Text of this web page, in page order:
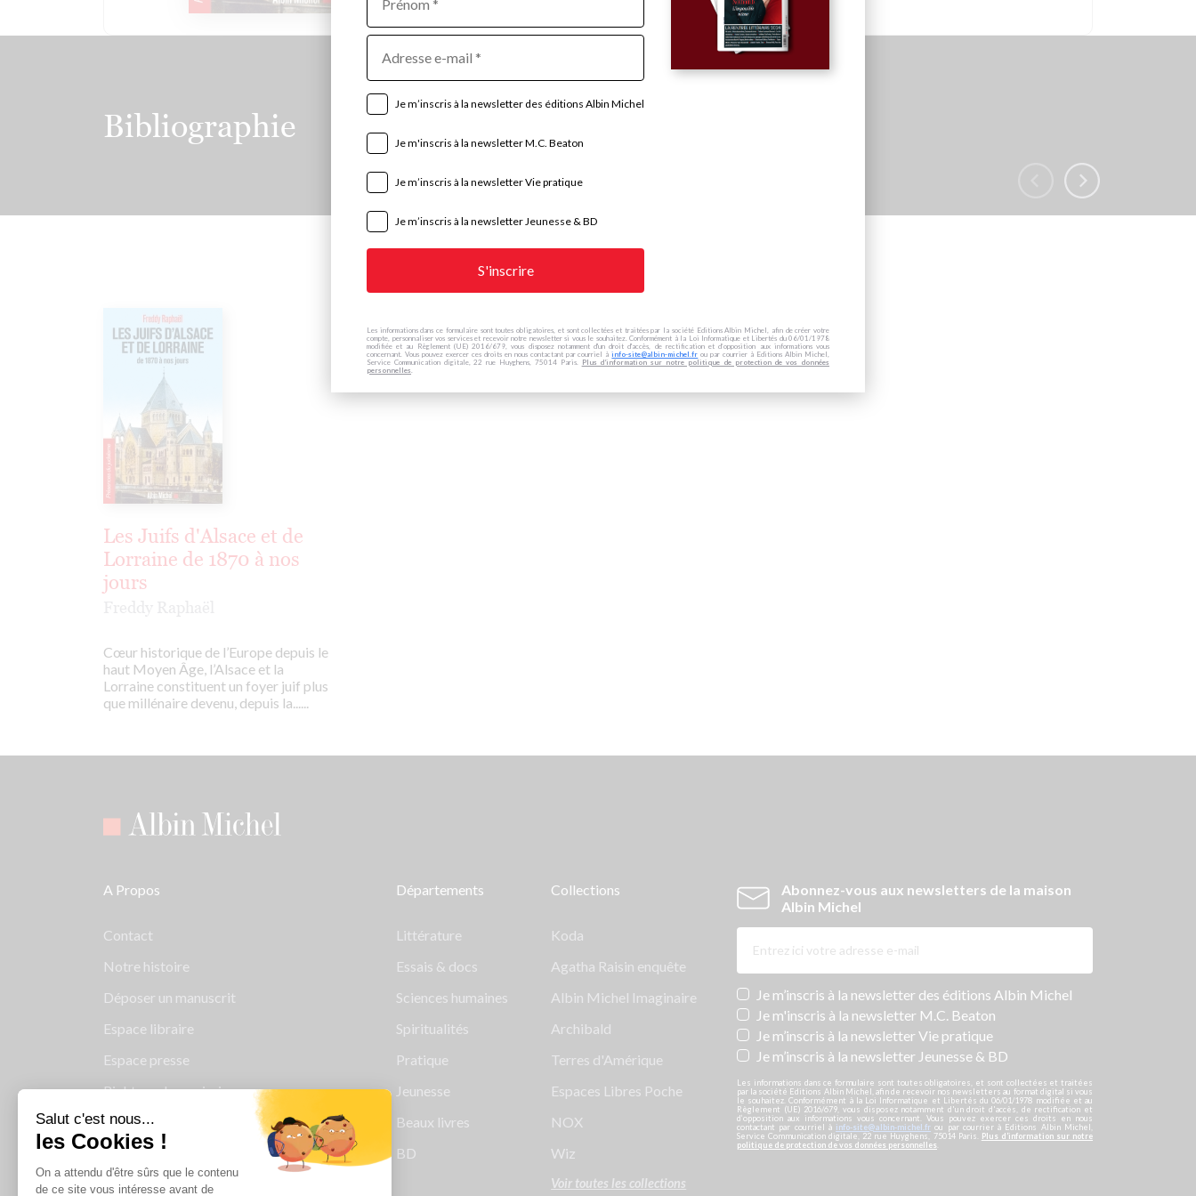
Salut c'est nous...
les Cookies !
On a attendu d'être sûrs que le contenu
de ce site vous intéresse avant de
Adresse
Je m’inscris à la newsletter des éditions Albin Michel
Je m'inscris à la newsletter M.C. Beaton
Je m’inscris à la newsletter Vie pratique
Je m’inscris à la newsletter Jeunesse & BD
Les informations dans ce formulaire sont toutes obligatoires, et sont collectées et traitées par la société Editions Albin Michel, afin de créer votre
compte, personnaliser vos services et recevoir notre newsletter si vous le souhaitez. Conformément à la Loi Informatique et Libertés du 06/01/1978
modifiée et au Règlement (UE) 2016/679, vous disposez notamment d'un droit d'accès, de rectification et d’opposition aux informations vous
concernant. Vous pouvez exercer ces droits en nous contactant par courriel àinfo-site@albin-michel.fr ou par courrier à Editions Albin Michel,
Service Communication digitale, 22 rue Huyghens, 75014 Paris.
Plus d’information sur notre politique de protection de vos données
personnelles
Bibliographie
Tous les livres
Les Juifs d'Alsace et de
Lorraine de 1870 à nos
jours
Cœur historique de l’Europe depuis le
haut Moyen Âge, l’Alsace et la
Lorraine constituent un foyer juif plus
que millénaire devenu, depuis la......
Abonnez-vous aux newsletters de la maison
Albin Michel
Newsletters
Je m’inscris à la newsletter des éditions Albin Michel
Je m'inscris à la newsletter M.C. Beaton
Je m’inscris à la newsletter Vie pratique
Je m’inscris à la newsletter Jeunesse & BD
Les informations dans ce formulaire sont toutes obligatoires, et sont collectées et traitées
par la société Editions Albin Michel, afin de recevoir nos newsletters au format digital si vous
le souhaitez. Conformément à la Loi Informatique et Libertés du 06/01/1978 modifiée et au
Règlement (UE) 2016/679, vous disposez notamment d'un droit d'accès, de rectification et
d’opposition aux informations vous concernant. Vous pouvez exercer ces droits en nous
contactant par courriel à info-site@albin-michel.fr ou par courrier à Editions Albin Michel,
Service Communication digitale, 22 rue Huyghens, 75014 Paris.
Plus d’information sur notre
politique de protection de vos données personnelles
A Propos
Contact
Notre histoire
Déposer un manuscrit
Espace libraire
Espace presse
Rights and permissions
Mentions légales
Cookies
Charte de protection des données
Départements
Littérature
Essais & docs
Sciences humaines
Spiritualités
Pratique
Jeunesse
Beaux livres
BD
Collections
Koda
Agatha Raisin enquête
Albin Michel Imaginaire
Archibald
Terres d'Amérique
Espaces Libres Poche
NOX
Wiz
Voir toutes les collections